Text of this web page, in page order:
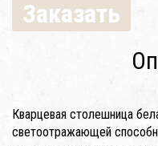
Заказать
Кварцевая столешница
светоотражающей